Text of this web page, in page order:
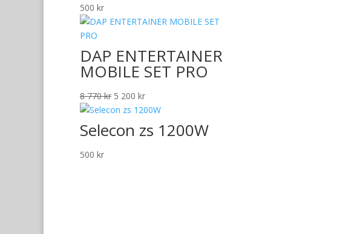
500 kr
DAP ENTERTAINER
MOBILE SET PRO
8 770kr Det
ursprungliga
var:
5 200 krDet
nuvarande
priset
är:
Selecon zs 1200W
500 kr